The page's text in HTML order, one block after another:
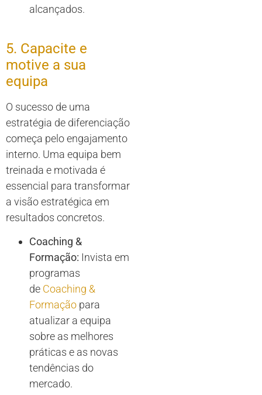
alcançados.
5. Capacite e
motive a sua
equipa
O sucesso de uma
estratégia de diferenciação
começa pelo engajamento
interno. Uma equipa bem
treinada e motivada é
essencial para transformar
a visão estratégica em
resultados concretos.
Coaching &
Formação: Invista em
programas
de Coaching &
Formação para
atualizar a equipa
sobre as melhores
práticas e as novas
tendências do
mercado.